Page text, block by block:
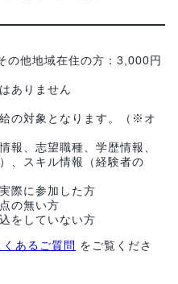
の他地域在住の方：3,000円
ありません
の対象となります。（※オ
報、志望職種、学歴情報、
、スキル情報（経験者の
際に参加した方
の無い方
をしていない方
くあるご質問 をご覧くださ